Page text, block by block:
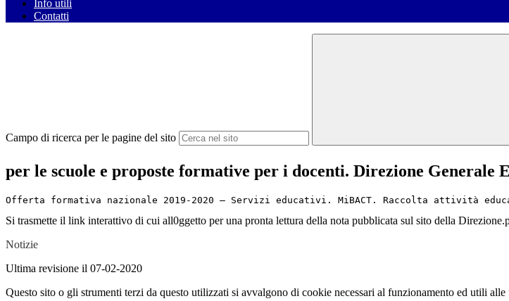
Info utili
Contatti
Campo di ricerca per le pagine del sito
per le scuole e proposte formative per i docenti. Direzione Generale
Offerta formativa nazionale 2019-2020 — Servizi educativi. MiBACT. Raccolta attività
Si trasmette il link interattivo di cui all0ggetto per una pronta lettura della nota pubblicata sul sito della
Notizie
Ultima revisione il 07-02-2020
Questo sito o gli strumenti terzi da questo utilizzati si avvalgono di cookie necessari al funzionamento ed utili